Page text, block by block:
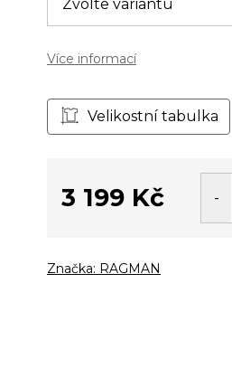
Více informací
Velikostní tabulka
3 199 Kč
Značka: RAGMAN